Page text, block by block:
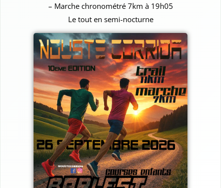
– Marche chronométré 7km à 19h05
Le tout en semi-nocturne